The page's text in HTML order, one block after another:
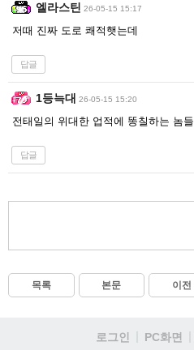
엘라스틴 26-05-15 15:17
저때 진짜 도로 쾌적햇는데
답글
1등늑대 26-05-15 15:20
전태일의 위대한 업적에 똥칠하는 놈들
답글
목록 본문 이전
로그인 PC화면